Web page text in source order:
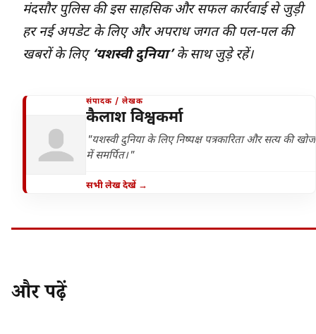
मंदसौर पुलिस की इस साहसिक और सफल कार्रवाई से जुड़ी
हर नई अपडेट के लिए और अपराध जगत की पल-पल की
खबरों के लिए ‘यशस्वी दुनिया’के साथ जुड़े रहें।
संपादक / लेखक
कैलाश विश्वकर्मा
"यशस्वी दुनिया के लिए निष्पक्ष पत्रकारिता और सत्य की खोज
में समर्पित।"
सभी लेख देखें →
और पढ़ें